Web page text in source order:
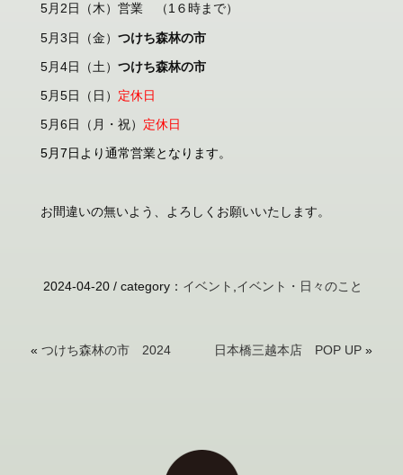
5月2日（木）営業 （1６時まで）
5月3日（金） つけち森林の市
5月4日（土） つけち森林の市
5月5日（日） 定休日
5月6日（月・祝） 定休日
5月7日より通常営業となります。
お間違いの無いよう、よろしくお願いいたします。
2024-04-20 /category ： イベント イベント・日々のこと
« つけち森林の市 2024 日本橋三越本店 POP UP »